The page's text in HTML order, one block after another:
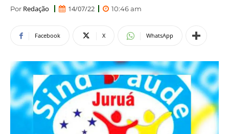
Por Redação 14/07/22 10:46 am
Facebook X WhatsApp